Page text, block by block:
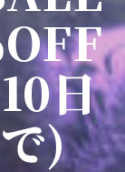
o
n
日
)